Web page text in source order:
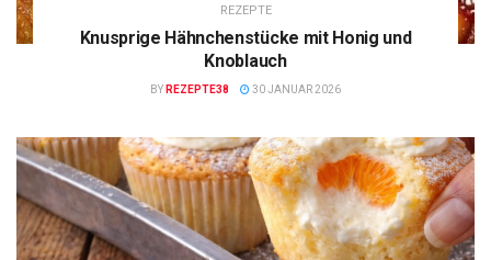
REZEPTE
Knusprige Hähnchenstücke mit Honig und
Knoblauch
BY REZEPTE38 30 JANUAR 2026